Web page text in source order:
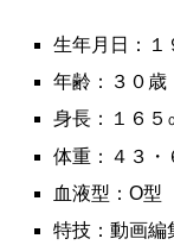
生年月日：１
年齢：３０歳
身長：１６５
体重：４３・
血液型：O型
特技：動画編